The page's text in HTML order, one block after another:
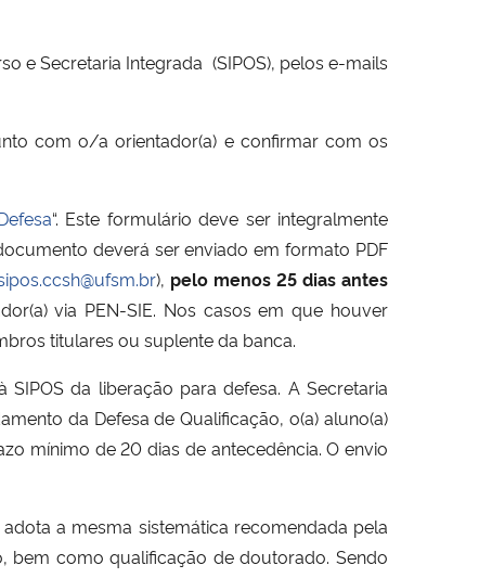
e Secretaria Integrada (SIPOS), pelos e-mails
com o/a orientador(a) e confirmar com os
“. Este formulário deve ser integralmente
deverá ser enviado em formato PDF
), pelo menos 25 dias antes
via PEN-SIE. Nos casos em que houver
titulares ou suplente da banca.
da liberação para defesa. A Secretaria
da Defesa de Qualificação, o(a) aluno(a)
mínimo de 20 dias de antecedência. O envio
a mesma sistemática recomendada pela
bem como qualificação de doutorado. Sendo